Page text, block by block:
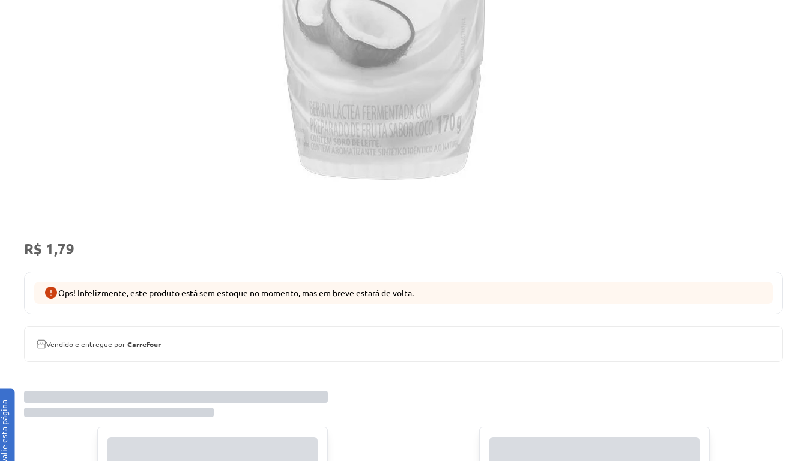
R$ 1,79
Ops! Infelizmente, este produto está sem estoque no momento, mas em breve estará de volta.
Vendido e entregue porCarrefour